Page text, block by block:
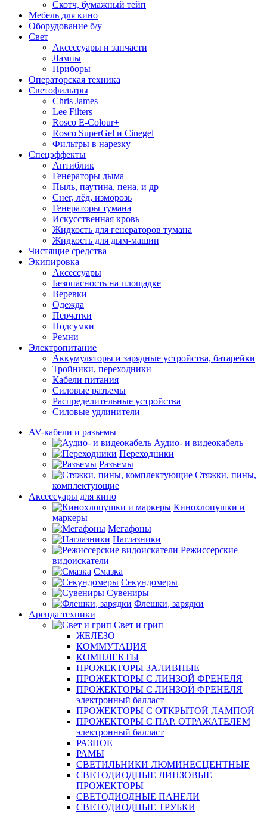
Скотч, бумажный тейп
Мебель для кино
Оборудование б/у
Свет
Аксессуары и запчасти
Лампы
Приборы
Операторская техника
Светофильтры
Chris James
Lee Filters
Rosco E-Colour+
Rosco SuperGel и Cinegel
Фильтры в нарезку
Спецэффекты
Антиблик
Генераторы дыма
Пыль, паутина, пена, и др
Снег, лёд, изморозь
Генераторы тумана
Искусственная кровь
Жидкость для генераторов тумана
Жидкость для дым-машин
Чистящие средства
Экипировка
Аксессуары
Безопасность на площадке
Веревки
Одежда
Перчатки
Подсумки
Ремни
Электропитание
Аккумуляторы и зарядные устройства, батарейки
Тройники, переходники
Кабели питания
Силовые разъемы
Распределительные устройства
Силовые удлинители
AV-кабели и разъемы
Аудио- и видеокабель
Переходники
Разъемы
Стяжки, пины,
комплектующие
Аксессуары для кино
Кинохлопушки и
маркеры
Мегафоны
Наглазники
Режиссерские
видоискатели
Смазка
Секундомеры
Сувениры
Флешки, зарядки
Аренда техники
Свет и грип
ЖЕЛЕЗО
КОММУТАЦИЯ
КОМПЛЕКТЫ
ПРОЖЕКТОРЫ ЗАЛИВНЫЕ
ПРОЖЕКТОРЫ С ЛИНЗОЙ ФРЕНЕЛЯ
ПРОЖЕКТОРЫ С ЛИНЗОЙ ФРЕНЕЛЯ
электронный балласт
ПРОЖЕКТОРЫ С ОТКРЫТОЙ ЛАМПОЙ
ПРОЖЕКТОРЫ С ПАР. ОТРАЖАТЕЛЕМ
электронный балласт
РАЗНОЕ
РАМЫ
СВЕТИЛЬНИКИ ЛЮМИНЕСЦЕНТНЫЕ
СВЕТОДИОДНЫЕ ЛИНЗОВЫЕ
ПРОЖЕКТОРЫ
СВЕТОДИОДНЫЕ ПАНЕЛИ
СВЕТОДИОДНЫЕ ТРУБКИ